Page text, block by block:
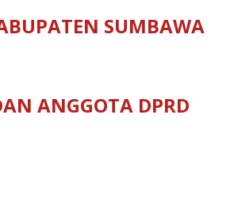
SUMBAWA
ANGGOTA DPRD